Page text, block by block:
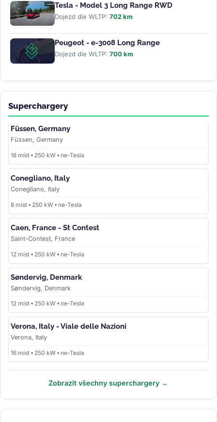
Tesla - Model 3 Long Range RWD
Dojezd dle WLTP: 702 km
Peugeot - e-3008 Long Range
Dojezd dle WLTP: 700 km
Superchargery
Füssen, Germany
Füssen, Germany
18 míst • 250 kW • ne-Tesla
Conegliano, Italy
Conegliano, Italy
8 míst • 250 kW • ne-Tesla
Caen, France - St Contest
Saint-Contest, France
12 míst • 250 kW • ne-Tesla
Søndervig, Denmark
Søndervig, Denmark
12 míst • 250 kW • ne-Tesla
Verona, Italy - Viale delle Nazioni
Verona, Italy
16 míst • 250 kW • ne-Tesla
Zobrazit všechny superchargery →